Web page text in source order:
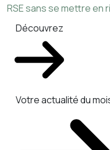
RSE sans se mettre en
Découvrez
Votre actualité du